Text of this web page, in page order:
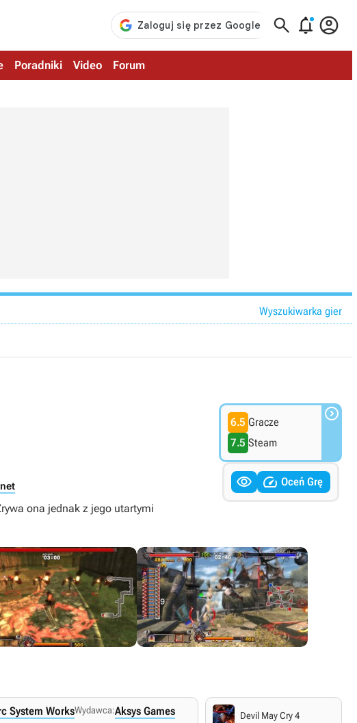
  
Poradniki Video Forum
Wyszukiwarka gier
ona jednak z jego utartymi
6.5 Gracze
7.5 Steam

  Oceń Grę
System WorksWydawca:Aksys Games
Devil May Cry 4